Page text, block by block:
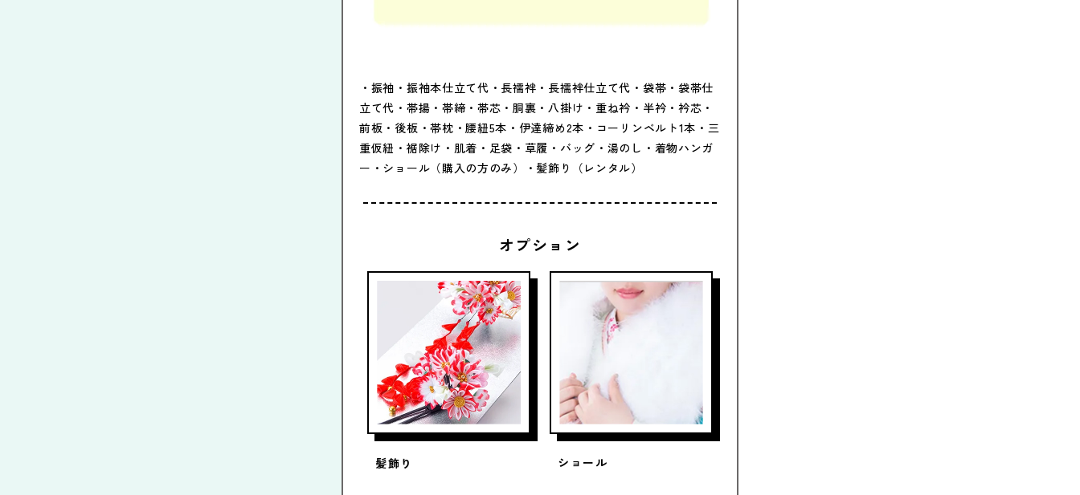
・振袖・振袖本仕立て代・長襦袢・長襦袢仕立て代・袋帯・袋帯仕
立て代・帯揚・帯締・帯芯・胴裏・八掛け・重ね衿・半衿・衿芯・
前板・後板・帯枕・腰紐5本・伊達締め2本・コーリンベルト1本・三
重仮紐・裾除け・肌着・足袋・草履・バッグ・湯のし・着物ハンガ
ー・ショール（購入の方のみ）・髪飾り（レンタル）
オプション
髪飾り ショール